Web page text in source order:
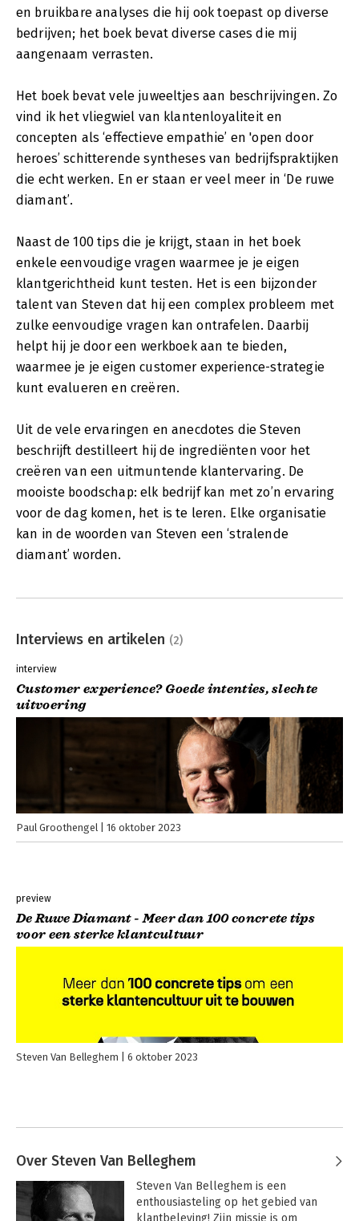
en bruikbare analyses die hij ook toepast op diverse
bedrijven; het boek bevat diverse cases die mij
aangenaam verrasten.
Het boek bevat vele juweeltjes aan beschrijvingen. Zo
vind ik het vliegwiel van klantenloyaliteit en
concepten als ‘effectieve empathie’ en 'open door
heroes’ schitterende syntheses van bedrijfspraktijken
die echt werken. En er staan er veel meer in ‘De ruwe
diamant’.
Naast de 100 tips die je krijgt, staan in het boek
enkele eenvoudige vragen waarmee je je eigen
klantgerichtheid kunt testen. Het is een bijzonder
talent van Steven dat hij een complex probleem met
zulke eenvoudige vragen kan ontrafelen. Daarbij
helpt hij je door een werkboek aan te bieden,
waarmee je je eigen customer experience-strategie
kunt evalueren en creëren.
Uit de vele ervaringen en anecdotes die Steven
beschrijft destilleert hij de ingrediënten voor het
creëren van een uitmuntende klantervaring. De
mooiste boodschap: elk bedrijf kan met zo’n ervaring
voor de dag komen, het is te leren. Elke organisatie
kan in de woorden van Steven een ‘stralende
diamant’ worden.
Interviews en artikelen (2)
interview
Customer experience? Goede intenties, slechte
uitvoering
Paul Groothengel 16 oktober 2023
preview
De Ruwe Diamant - Meer dan 100 concrete tips
voor een sterke klantcultuur
Steven Van Belleghem 6 oktober 2023
Over Steven Van Belleghem
Steven Van Belleghem is een
enthousiasteling op het gebied van